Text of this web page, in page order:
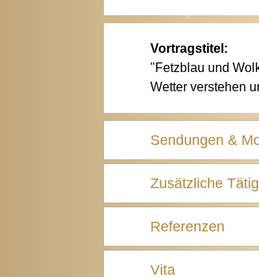
Vortragstitel:
"Fetzblau und
Wetter verstehen
Sendungen &
Zusätzliche
Referenzen
Vita